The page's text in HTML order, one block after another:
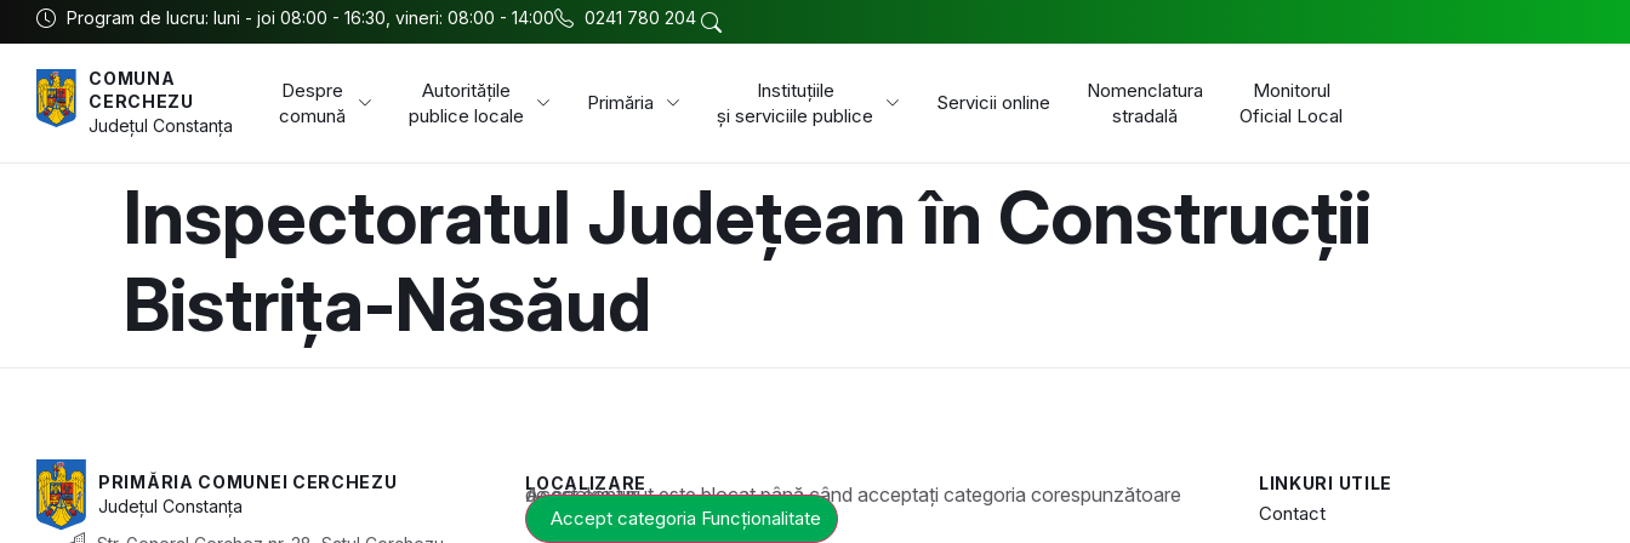
Program de lucru: luni - joi 08:00 - 16:30, vineri: 08:00 - 14:00 0241 780 204
COMUNA
CERCHEZU
JudețulConstanța
Despre
comună
Autoritățile
publice locale
Primăria
Instituțiile
și serviciile publice
Servicii online
Nomenclatura
stradală
Monitorul
Oficial Local
Inspectoratul Județean în Construcții
Bistrița-Năsăud
PRIMĂRIA COMUNEI CERCHEZU
JudețulConstanța
LOCALIZARE
Acest conținut este blocat până când acceptați categoria corespunzătoare de cookie-uri.
Accept categoria Funcționalitate
LINKURI UTILE
Contact